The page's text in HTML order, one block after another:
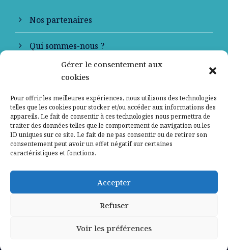
Gérer le consentement aux
cookies
Pour offrir les meilleures expériences, nous utilisons des technologies
telles que les cookies pour stocker et/ou accéder aux informations des
appareils. Le fait de consentir à ces technologies nous permettra de
traiter des données telles que le comportement de navigation ou les
ID uniques sur ce site. Le fait de ne pas consentir ou de retirer son
consentement peut avoir un effet négatif sur certaines
caractéristiques et fonctions.
Accepter
Refuser
Voir les préférences
Nos partenaires
Qui sommes-nous ?
Contactez-nous
Mentions légales
Politique de confidentialité